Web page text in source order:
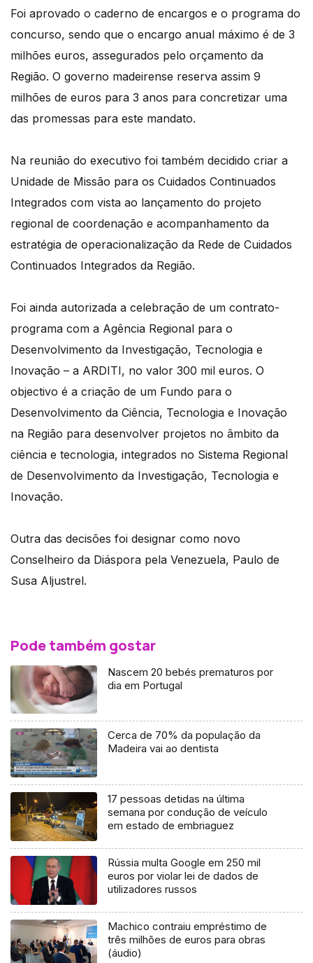
Foi aprovado o caderno de encargos e o programa do
concurso, sendo que o encargo anual máximo é de 3
milhões euros, assegurados pelo orçamento da
Região. O governo madeirense reserva assim 9
milhões de euros para 3 anos para concretizar uma
das promessas para este mandato.
Na reunião do executivo foi também decidido criar a
Unidade de Missão para os Cuidados Continuados
Integrados com vista ao lançamento do projeto
regional de coordenação e acompanhamento da
estratégia de operacionalização da Rede de Cuidados
Continuados Integrados da Região.
Foi ainda autorizada a celebração de um contrato-
programa com a Agência Regional para o
Desenvolvimento da Investigação, Tecnologia e
Inovação – a ARDITI, no valor 300 mil euros. O
objectivo é a criação de um Fundo para o
Desenvolvimento da Ciência, Tecnologia e Inovação
na Região para desenvolver projetos no âmbito da
ciência e tecnologia, integrados no Sistema Regional
de Desenvolvimento da Investigação, Tecnologia e
Inovação.
Outra das decisões foi designar como novo
Conselheiro da Diáspora pela Venezuela, Paulo de
Susa Aljustrel.
Pode também gostar
Nascem 20 bebés prematuros por
dia em Portugal
Cerca de 70% da população da
Madeira vai ao dentista
17 pessoas detidas na última
semana por condução de veículo
em estado de embriaguez
Rússia multa Google em 250 mil
euros por violar lei de dados de
utilizadores russos
Machico contraiu empréstimo de
três milhões de euros para obras
(áudio)